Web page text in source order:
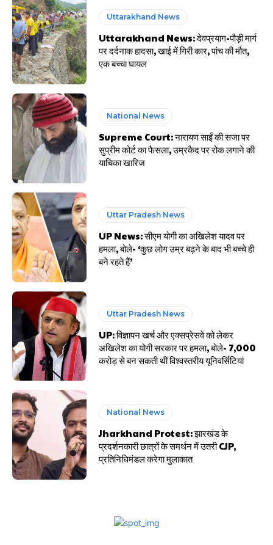
Uttarakhand News
Uttarakhand News: देवप्रयाग-पौड़ी मार्ग
पर दर्दनाक हादसा, खाई में गिरी कार, पांच की मौत,
एक बच्चा घायल
National News
Supreme Court: नारायण साईं की सजा पर
सुप्रीम कोर्ट का फैसला, उम्रकैद पर रोक लगाने की
याचिका खारिज
Uttar Pradesh News
UP News: सीएम योगी का अखिलेश यादव पर
हमला, बोले- ‘कुछ लोग उम्र बढ़ने के बाद भी बच्चे ही
बने रहते हैं’
Uttar Pradesh News
UP: विज्ञापन खर्च और एक्सप्रेसवे को लेकर
अखिलेश का योगी सरकार पर हमला, बोले- 7,000
करोड़ से बन सकती थीं विश्वस्तरीय यूनिवर्सिटियां
National News
Jharkhand Protest: झारखंड के
प्रदर्शनकारी छात्रों के समर्थन में उतरी CJP,
प्रतिनिधिमंडल करेगा मुलाकात